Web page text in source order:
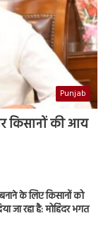
Punjab
किसानों की आय
के लिए किसानों को
जा रहा है: मोहिंदर भगत